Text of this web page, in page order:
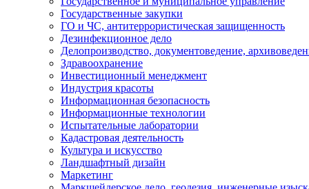
Государственные закупки
ГО и ЧС, антитеррористическая защищенность
Дезинфекционное дело
Делопроизводство, документоведение,
Здравоохранение
Инвестиционный менеджмент
Индустрия красоты
Информационная безопасность
Информационные технологии
Испытательные лаборатории
Кадастровая деятельность
Культура и искусство
Ландшафтный дизайн
Маркетинг